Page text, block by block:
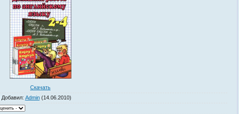
Скачать
Добавил: Admin(14.06.2010)